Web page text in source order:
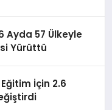
Ayda 57 Ülkeyle
Yürüttü
İçin 2.6